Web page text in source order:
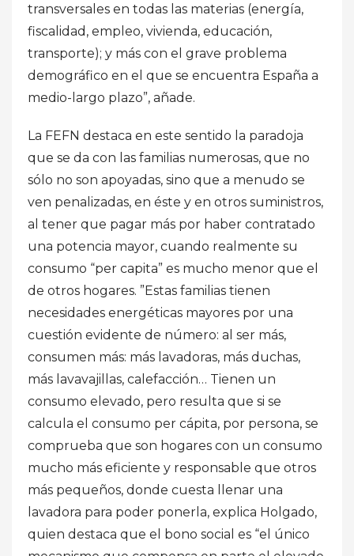
transversales en todas las materias (energía,
fiscalidad, empleo, vivienda, educación,
transporte); y más con el grave problema
demográfico en el que se encuentra España a
medio-largo plazo”, añade.
La FEFN destaca en este sentido la paradoja
que se da con las familias numerosas, que no
sólo no son apoyadas, sino que a menudo se
ven penalizadas, en éste y en otros suministros,
al tener que pagar más por haber contratado
una potencia mayor, cuando realmente su
consumo “per capita” es mucho menor que el
de otros hogares. ”Estas familias tienen
necesidades energéticas mayores por una
cuestión evidente de número: al ser más,
consumen más: más lavadoras, más duchas,
más lavavajillas, calefacción… Tienen un
consumo elevado, pero resulta que si se
calcula el consumo per cápita, por persona, se
comprueba que son hogares con un consumo
mucho más eficiente y responsable que otros
más pequeños, donde cuesta llenar una
lavadora para poder ponerla, explica Holgado,
quien destaca que el bono social es “el único